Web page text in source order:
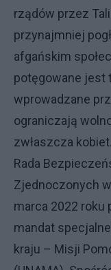
rządów przez
przynajmniej
afgańskim
potęgowane jest
wprowadzane
ograniczają
zwłaszcza
Rada
Zjednoczonych
marca 2022 roku
mandat
kraju – Misji